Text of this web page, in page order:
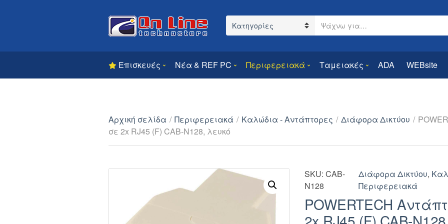
Category name
Search text
Επισκευές Νέα & REF PC Περιφερειακά Ταμειακές ADA WEBsite
Αρχική σελίδα / Περιφερειακά / Καλώδια - Αντάπτορες / Διάφορα Δικτύου /
σε 2x RJ45 (F) CAB-N128, λευκό
SKU: CAB-
N128
Διάφορα Δικτύου,
Περιφερειακά
POWERTECH